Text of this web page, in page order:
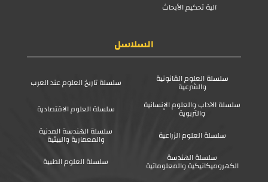
آلية تحكيم الأبحاث
السلاسل
سلسلة العلوم القانونية
والشرعية
سلسلة تاريخ العلوم عند العرب
سلسلة الآداب والعلوم الإنسانية
والتربوية
سلسلة العلوم الاقتصادية
سلسلة العلوم الزراعية
سلسلة الهندسة المدنية
والمعمارية والبيئية
سلسلة الهندسة
الكهروميكانيكية والمعلوماتية
سلسلة العلوم الطبية